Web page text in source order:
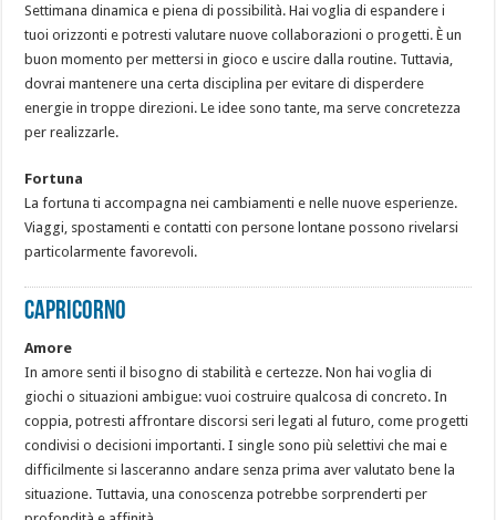
Settimana dinamica e piena di possibilità. Hai voglia di espandere i
tuoi orizzonti e potresti valutare nuove collaborazioni o progetti. È un
buon momento per mettersi in gioco e uscire dalla routine. Tuttavia,
dovrai mantenere una certa disciplina per evitare di disperdere
energie in troppe direzioni. Le idee sono tante, ma serve concretezza
per realizzarle.
Fortuna
La fortuna ti accompagna nei cambiamenti e nelle nuove esperienze.
Viaggi, spostamenti e contatti con persone lontane possono rivelarsi
particolarmente favorevoli.
CAPRICORNO
Amore
In amore senti il bisogno di stabilità e certezze. Non hai voglia di
giochi o situazioni ambigue: vuoi costruire qualcosa di concreto. In
coppia, potresti affrontare discorsi seri legati al futuro, come progetti
condivisi o decisioni importanti. I single sono più selettivi che mai e
difficilmente si lasceranno andare senza prima aver valutato bene la
situazione. Tuttavia, una conoscenza potrebbe sorprenderti per